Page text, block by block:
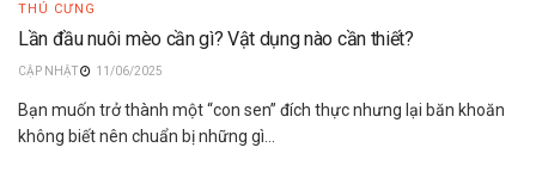
THÚ CƯNG
Lần đầu nuôi mèo cần gì? Vật dụng nào cần thiết?
11/06/2025
Bạn muốn trở thành một “con sen” đích thực nhưng lại băn khoăn
không biết nên chuẩn bị những gì...